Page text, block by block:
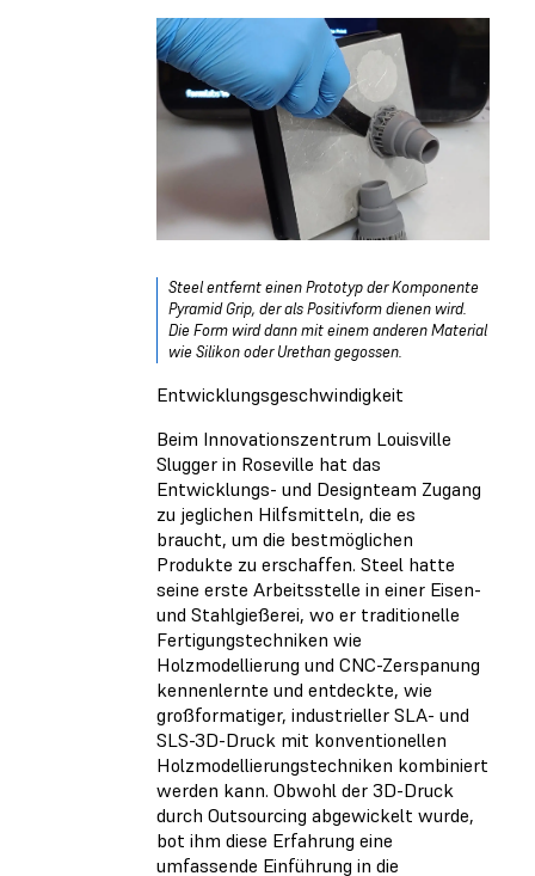
Steel entfernt einen Prototyp der Komponente
Pyramid Grip, der als Positivform dienen wird.
Die Form wird dann mit einem anderen Material
wie Silikon oder Urethan gegossen.
Entwicklungsgeschwindigkeit
Beim Innovationszentrum Louisville
Slugger in Roseville hat das
Entwicklungs- und Designteam Zugang
zu jeglichen Hilfsmitteln, die es
braucht, um die bestmöglichen
Produkte zu erschaffen. Steel hatte
seine erste Arbeitsstelle in einer Eisen-
und Stahlgießerei, wo er traditionelle
Fertigungstechniken wie
Holzmodellierung und CNC-Zerspanung
kennenlernte und entdeckte, wie
großformatiger, industrieller SLA- und
SLS-3D-Druck mit konventionellen
Holzmodellierungstechniken kombiniert
werden kann. Obwohl der 3D-Druck
durch Outsourcing abgewickelt wurde,
bot ihm diese Erfahrung eine
umfassende Einführung in die